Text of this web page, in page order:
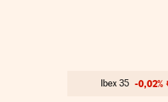
Ibex 35 -0,02%